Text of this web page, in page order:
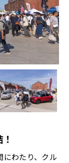
にわたり、クル